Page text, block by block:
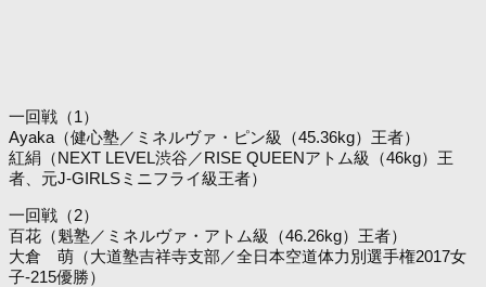
一回戦（1）
Ayaka（健心塾／ミネルヴァ・ピン級（45.36kg）王者）
紅絹（NEXT LEVEL渋谷／RISE QUEENアトム級（46kg）王
者、元J-GIRLSミニフライ級王者）
一回戦（2）
百花（魁塾／ミネルヴァ・アトム級（46.26kg）王者）
大倉 萌（大道塾吉祥寺支部／全日本空道体力別選手権2017女
子-215優勝）